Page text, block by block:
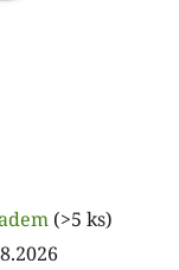
(>5 ks)